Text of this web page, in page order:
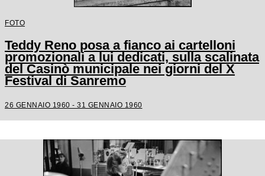
FOTO
Teddy Reno posa a fianco ai cartelloni
promozionali a lui dedicati, sulla scalinata
del Casinò municipale nei giorni del X
Festival di Sanremo
26 GENNAIO 1960 - 31 GENNAIO 1960